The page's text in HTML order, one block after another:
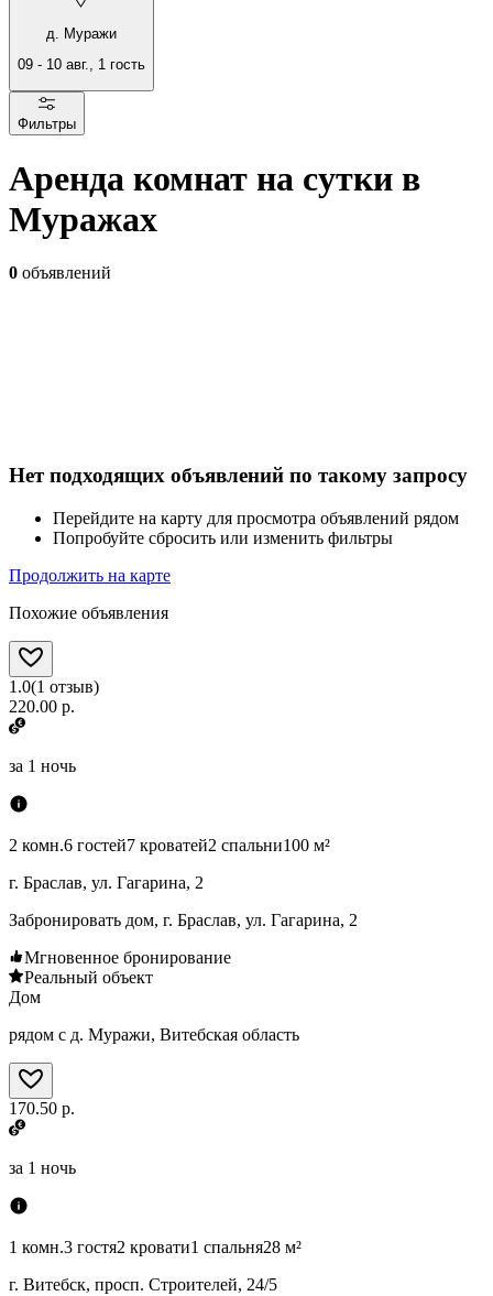
д. Муражи
09 - 10 авг., 1 гость
Фильтры
Аренда комнат на сутки в
Муражах
0 объявлений
Нет подходящих объявлений по такому запросу
Перейдите на карту для просмотра объявлений рядом
Попробуйте сбросить или изменить фильтры
Продолжить на карте
Похожие объявления
1.0(1 отзыв)
220.00 р.
за 1 ночь
2 комн.6 гостей7 кроватей2 спальни100 м²
г. Браслав, ул. Гагарина, 2
Забронировать дом, г. Браслав, ул. Гагарина, 2
Мгновенное бронирование
Реальный объект
Дом
рядом с д. Муражи, Витебская область
170.50 р.
за 1 ночь
1 комн.3 гостя2 кровати1 спальня28 м²
г. Витебск, просп. Строителей, 24/5